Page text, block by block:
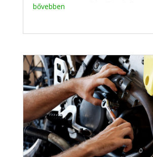
bővebben